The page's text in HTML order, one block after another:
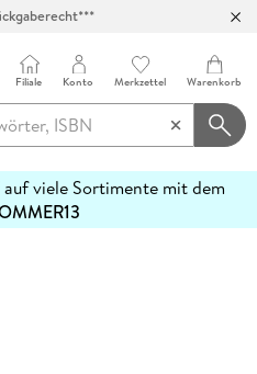
Filiale Konto Merkzettel Warenkorb
auf viele Sortimente mit dem